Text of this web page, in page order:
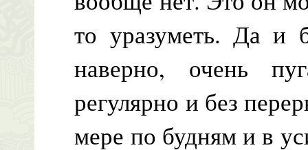
то уразуметь. Да и
наверно, очень
регулярно и без
мере по будням и в